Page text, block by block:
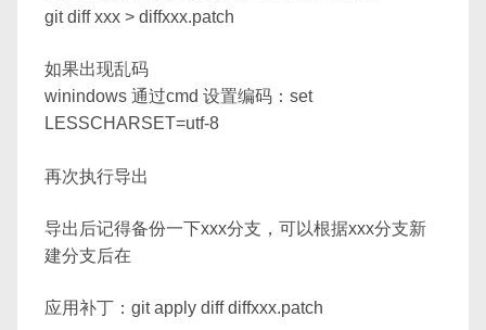
git diff xxx > diffxxx.patch
如果出现乱码
winindows 通过cmd 设置编码：set
LESSCHARSET=utf-8
再次执行导出
导出后记得备份一下xxx分支，可以根据xxx分支新
建分支后在
应用补丁：git apply diff diffxxx.patch